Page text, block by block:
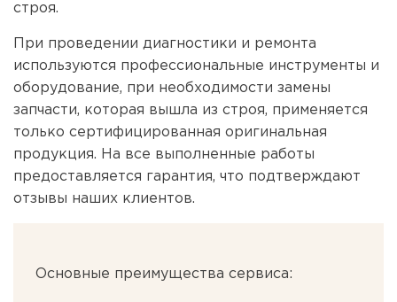
строя.
При проведении диагностики и ремонта
используются профессиональные инструменты и
оборудование, при необходимости замены
запчасти, которая вышла из строя, применяется
только сертифицированная оригинальная
продукция. На все выполненные работы
предоставляется гарантия, что подтверждают
отзывы наших клиентов.
Основные преимущества сервиса: